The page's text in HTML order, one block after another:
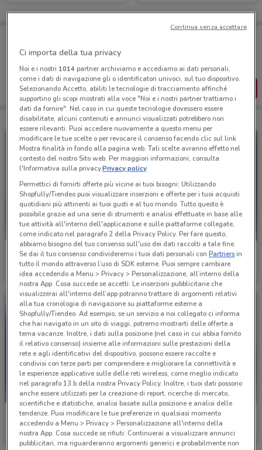
Puoi trovare le migliori offerte dei negozi vicino a te,
salvarle e creare la tua lista del risparmio, comodamente
dal tuo cellulare.
SCARICA L’APP
Cam
Scade il 31/12 300 m
Cam
Scade il 31/12 300 m
Idexe
Scade il 19/05 302 m
Mondo Baby
Scade il 19/08 483 m
Ci importa della tua privacy
Noi e i nostri 1014partner archiviamo e accediamo ai dati personali,
come i dati di navigazione gli o identificatori univoci, sul tuo dispositivo.
Selezionando Accetto, abiliti le tecnologie di tracciamento affinché
supportino gli scopi mostrati alla voce "Noi e i nostri partner trattiamo i
dati da fornire". Nel caso in cui queste tecnologie dovessero essere
disabilitate, alcuni contenuti e annunci visualizzati potrebbero non
essere rilevanti. Puoi accedere nuovamente a questo menu per
modificare le tue scelte o per revocare il consenso facendo clic sul link
Mostra finalità in fondo alla pagina web. Tali scelte avranno effetto nel
contesto del nostro Sito web. Per maggiori informazioni, consulta
l'Informativa sulla privacy.Privacy policy
Permettici di fornirti offerte più vicine ai tuoi bisogni: Utilizzando
Shopfully/Tiendeo puoi visualizzare inserzioni e offerte per i tuoi acquisti
quotidiani più attinenti ai tuoi gusti e al tuo mondo. Tutto questo è
possibile grazie ad una serie di strumenti e analisi effettuate in base alle
tue attività all'interno dell'applicazione e sulle piattaforme collegate,
come indicato nel paragrafo 2 della Privacy Policy. Per fare questo,
abbiamo bisogno del tuo consenso sull'uso dei dati raccolti a tale fine.
Se dai il tuo consenso condivideremo i tuoi dati personali conPartnersin
tutto il mondo attraverso l’uso di SDK esterne. Puoi sempre cambiare
idea accedendo a Menu > Privacy > Personalizzazione, all’interno della
nostra App. Cosa succede se accetti: Le inserzioni pubblicitarie che
visualizzerai all'interno dell’app potranno trattare di argomenti relativi
alla tua cronologia di navigazione su piattaforme esterne a
Shopfully/Tiendeo. Ad esempio, se un servizio a noi collegato ci informa
che hai navigato in un sito di viaggi, potremo mostrarti delle offerte a
tema vacanze. Inoltre, i dati sulla posizione (nel caso in cui abbia fornito
il relativo consenso) insieme alle informazioni sulle prestazioni della
rete e agli identificativi del dispositivo, possono essere raccolte e
condivisi con terze parti per comprendere e migliorare la connettività e
le esperienze applicative sulle delle reti wireless, come meglio indicato
nel paragrafo 13.b della nostra Privacy Policy. Inoltre, i tuoi dati possono
anche essere utilizzati per la creazione di report, ricerche di mercato,
scientifiche e statistiche, analisi basate sulla posizione e analisi delle
tendenze. Puoi modificare le tue preferenze in qualsiasi momento
accedendo a Menu > Privacy > Personalizzazione all'interno della
nostra App. Cosa succede se rifiuti: Continuerai a visualizzare annunci
pubblicitari, ma riguarderanno argomenti generici e probabilmente non
Continua senza accettare